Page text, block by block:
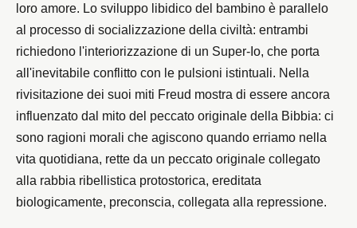
loro amore. Lo sviluppo libidico del bambino è parallelo
al processo di socializzazione della civiltà: entrambi
richiedono l'interiorizzazione di un Super-Io, che porta
all'inevitabile conflitto con le pulsioni istintuali. Nella
rivisitazione dei suoi miti Freud mostra di essere ancora
influenzato dal mito del peccato originale della Bibbia: ci
sono ragioni morali che agiscono quando erriamo nella
vita quotidiana, rette da un peccato originale collegato
alla rabbia ribellistica protostorica, ereditata
biologicamente, preconscia, collegata alla repressione.